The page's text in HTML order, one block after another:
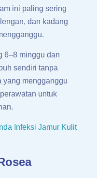
ini paling sering
dan kadang
6–8 minggu dan
sendiri tanpa
yang mengganggu
untuk
Infeksi Jamur Kulit